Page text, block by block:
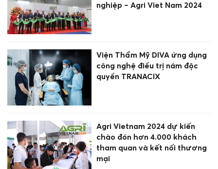
nghiệp – Agri Viet Nam 2024
Viện Thẩm Mỹ DIVA ứng dụng
công nghệ điều trị nám độc
quyền TRANACIX
Agri Vietnam 2024 dự kiến
chào đón hơn 4.000 khách
tham quan và kết nối thương
mại